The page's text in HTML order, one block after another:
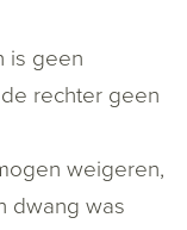
is geen
rechter geen
weigeren,
dwang was